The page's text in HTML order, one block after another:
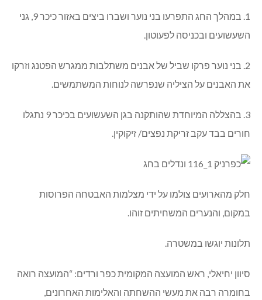
1. במהלך החג התפרעו בני נוער ושברו ביצים באזור כיכר 9, גני
השעשועים ובכניסה לפעוטון.
2. בני נוער פרקו שביל של אבנים משתלבות ממגרש הפטנג וזרקו
את האבנים על הציליה שנפרשה לנוחות המשתמשים.
3. בהצללה המיוחדת שהותקנה בגן השעשועים בכיכר 9 נתגלו
חורים בבד עקב זריקת נפצים/ זיקוקין.
חלק מהארועים צולמו על ידי מצלמות האבטחה הפרוסות
במקום, והנערים המשחיתים זוהו.
תלונות יוגשו במשטרה.
סיוון יחיאלי, ראש המועצה המקומית כפר ורדים: “המועצה רואה
בחומרה רבה את מעשי ההשחתה והאלימות האחרונים,